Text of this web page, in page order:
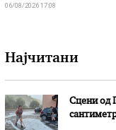
06/08/2026 17:08
Најчитани
Сцени од